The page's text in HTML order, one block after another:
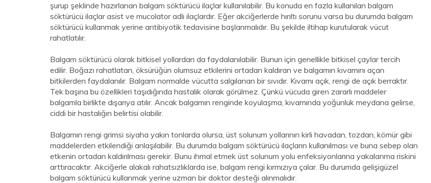
şurup şeklinde hazırlanan balgam söktürücü ilaçlar kullanılabilir. Bu konuda en fazla kullanılan balgam
söktürücü ilaçlar asist ve mucolator adlı ilaçlardır. Eğer akciğerlerde hırıltı sorunu varsa bu durumda balgam
söktürücü kullanmak yerine antibiyotik tedavisine başlanmalıdır. Bu şekilde iltihap kurutularak vücut
rahatlatılır.
Balgam söktürücü olarak bitkisel yollardan da faydalanılabilir. Bunun için genellikle bitkisel çaylar tercih
edilir. Boğazı rahatlatan, öksürüğün olumsuz etkilerini ortadan kaldıran ve balgamın kıvamını açan
bitkilerden faydalanılır. Balgam normalde vücutta salgılanan bir sıvıdır. Kıvamı açık, rengi de açık berraktır.
Tek başına bu özellikleri taşıdığında hastalık olarak görülmez. Çünkü vücuda giren zararlı maddeler
balgamla birlikte dışarıya atılır. Ancak balgamın renginde koyulaşma, kıvamında yoğunluk meydana gelirse,
ciddi bir hastalığın belirtisi olabilir.
Balgamın rengi grimsi siyaha yakın tonlarda olursa, üst solunum yollarının kirli havadan, tozdan, kömür gibi
maddelerden etkilendiği anlaşılabilir. Bu durumda balgam söktürücü ilaçların kullanılması ve buna sebep olan
etkenin ortadan kaldırılması gerekir. Bunu ihmal etmek üst solunum yolu enfeksiyonlarına yakalanma riskini
arttıracaktır. Akciğerle alakalı rahatsızlıklarda ise, balgam rengi kırmızıya çalar. Bu durumda gelişigüzel
balgam söktürücü kullanmak yerine uzman bir doktor desteği alınmalıdır.